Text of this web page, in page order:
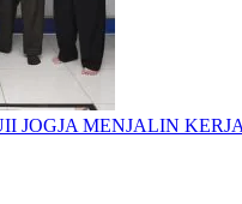
JOGJA MENJALIN